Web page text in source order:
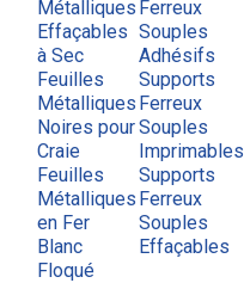
Métalliques
Effaçables
à Sec
Feuilles
Métalliques
Noires pour
Craie
Feuilles
Métalliques
en Fer
Blanc
Floqué
Ferreux
Souples
Adhésifs
Supports
Ferreux
Souples
Imprimables
Supports
Ferreux
Souples
Effaçables